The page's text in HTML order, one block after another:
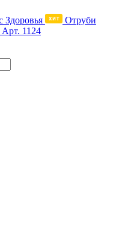
Отруби
Арт. 1124